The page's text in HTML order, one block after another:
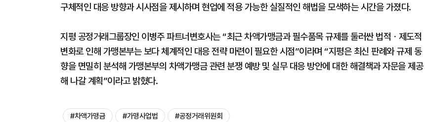
구체적인 대응 방향과 시사점을 제시하며 현업에 적용 가능한 실질적인 해법을 모색하는 시간을 가졌다.
지평 공정거래그룹장인 이병주 파트너변호사는 “최근 차액가맹금과 필수품목 규제를 둘러싼 법적ㆍ제도적
변화로 인해 가맹본부는 보다 체계적인 대응 전략 마련이 필요한 시점”이라며 “지평은 최신 판례와 규제 동
향을 면밀히 분석해 가맹본부의 차액가맹금 관련 분쟁 예방 및 실무 대응 방안에 대한 해결책과 자문을 제공
해 나갈 계획”이라고 밝혔다.
#차액가맹금 #가맹사업법 #공정거래위원회